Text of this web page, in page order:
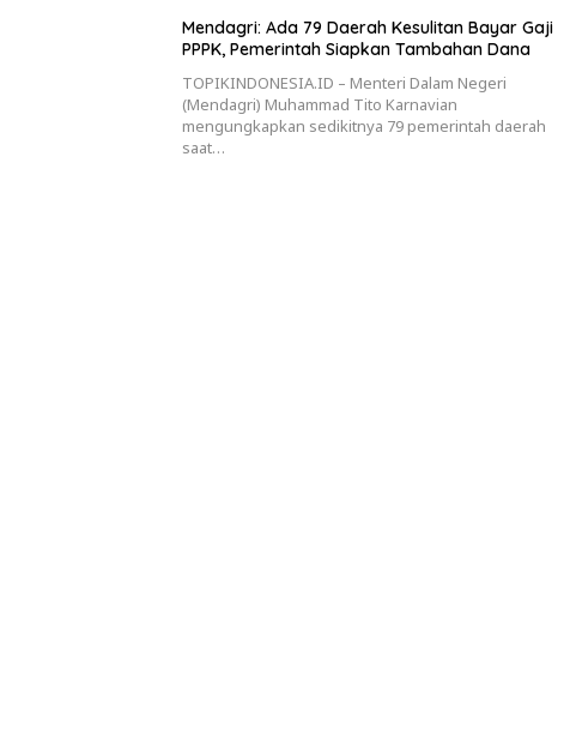
Mendagri: Ada 79 Daerah Kesulitan Bayar Gaji
PPPK, Pemerintah Siapkan Tambahan Dana
TOPIKINDONESIA.ID – Menteri Dalam Negeri
(Mendagri) Muhammad Tito Karnavian
mengungkapkan sedikitnya 79 pemerintah daerah
saat…